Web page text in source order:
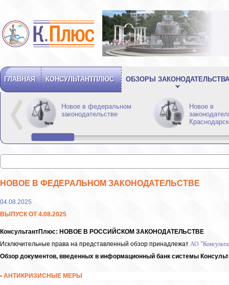
ГЛАВНАЯ КОНСУЛЬТАНТПЛЮС ОБЗОРЫ ЗАКОНОДАТЕЛЬСТВА
Новое в федеральном
законодательстве
Новое в
НОВОЕ В ФЕДЕРАЛЬНОМ ЗАКОНОДАТЕЛЬСТВЕ
04.08.2025
ВЫПУСК ОТ 4.08.2025
КонсультантПлюс: НОВОЕ В РОССИЙСКОМ ЗАКОНОДАТЕЛЬСТВЕ
Исключительные права на представленный обзор принадлежат АО
Обзор документов, введенных в информационный банк системы
• АНТИКРИЗИСНЫЕ МЕРЫ